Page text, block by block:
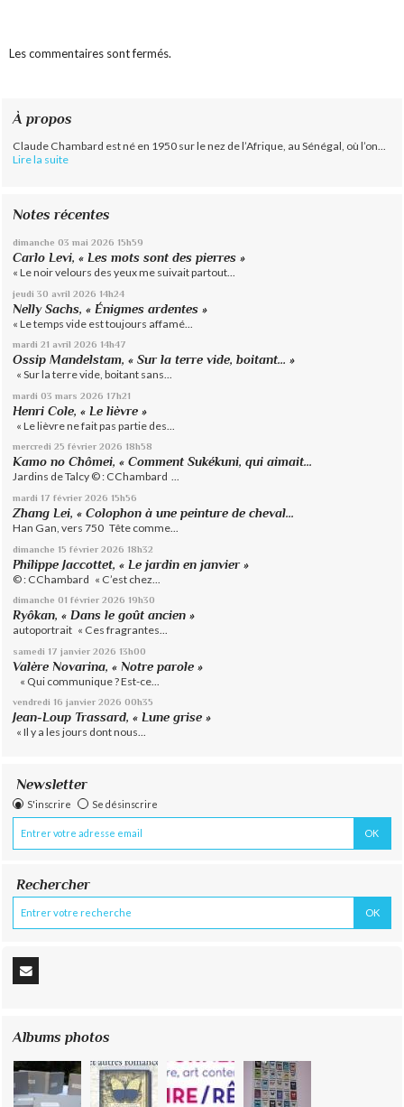
Les commentaires sont fermés.
À propos
Claude Chambard est né en 1950 sur le nez de l’Afrique, au Sénégal, où l’on...
Lire la suite
Notes récentes
dimanche 03 mai 2026 15h59
Carlo Levi, « Les mots sont des pierres »
« Le noir velours des yeux me suivait partout...
jeudi 30 avril 2026 14h24
Nelly Sachs, « Énigmes ardentes »
« Le temps vide est toujours affamé...
mardi 21 avril 2026 14h47
Ossip Mandelstam, « Sur la terre vide, boitant… »
« Sur la terre vide, boitant sans...
mardi 03 mars 2026 17h21
Henri Cole, « Le lièvre »
« Le lièvre ne fait pas partie des...
mercredi 25 février 2026 18h58
Kamo no Chômei, « Comment Sukékuni, qui aimait...
Jardins de Talcy © : CChambard ...
mardi 17 février 2026 15h56
Zhang Lei, « Colophon à une peinture de cheval...
Han Gan, vers 750 Tête comme...
dimanche 15 février 2026 18h32
Philippe Jaccottet, « Le jardin en janvier »
© : CChambard « C’est chez...
dimanche 01 février 2026 19h30
Ryôkan, « Dans le goût ancien »
autoportrait « Ces fragrantes...
samedi 17 janvier 2026 13h00
Valère Novarina, « Notre parole »
« Qui communique ? Est-ce...
vendredi 16 janvier 2026 00h35
Jean-Loup Trassard, « Lune grise »
« Il y a les jours dont nous...
Newsletter
S'inscrire Se désinscrire
Rechercher
Albums photos